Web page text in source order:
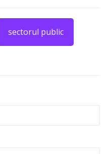
sectorul public